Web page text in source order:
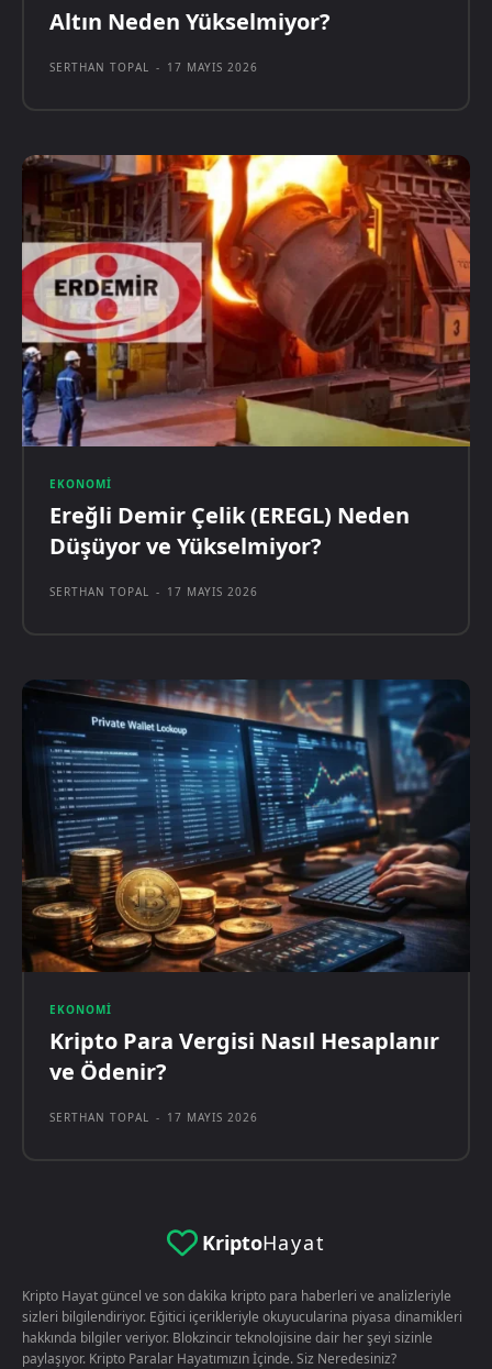
Altın Neden Yükselmiyor?
SERTHAN TOPAL - 17 MAYIS 2026
EKONOMI
Ereğli Demir Çelik (EREGL) Neden
Düşüyor ve Yükselmiyor?
SERTHAN TOPAL - 17 MAYIS 2026
EKONOMI
Kripto Para Vergisi Nasıl Hesaplanır
ve Ödenir?
SERTHAN TOPAL - 17 MAYIS 2026
KriptoHayat
Kripto Hayat güncel ve son dakika kripto para haberleri ve analizleriyle
sizleri bilgilendiriyor. Eğitici içerikleriyle okuyucularina piyasa dinamikleri
hakkında bilgiler veriyor. Blokzincir teknolojisine dair her şeyi sizinle
paylaşıyor. Kripto Paralar Hayatımızın İçinde. Siz Neredesiniz?